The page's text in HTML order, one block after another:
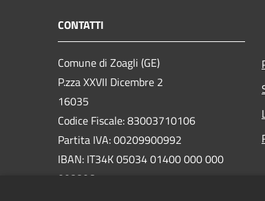
CONTATTI
Comune di Zoagli (GE)
P.zza XXVII Dicembre 2
16035
Codice Fiscale: 83003710106
Partita IVA: 00209900992
IBAN: IT34K 05034 01400 000 000
008806